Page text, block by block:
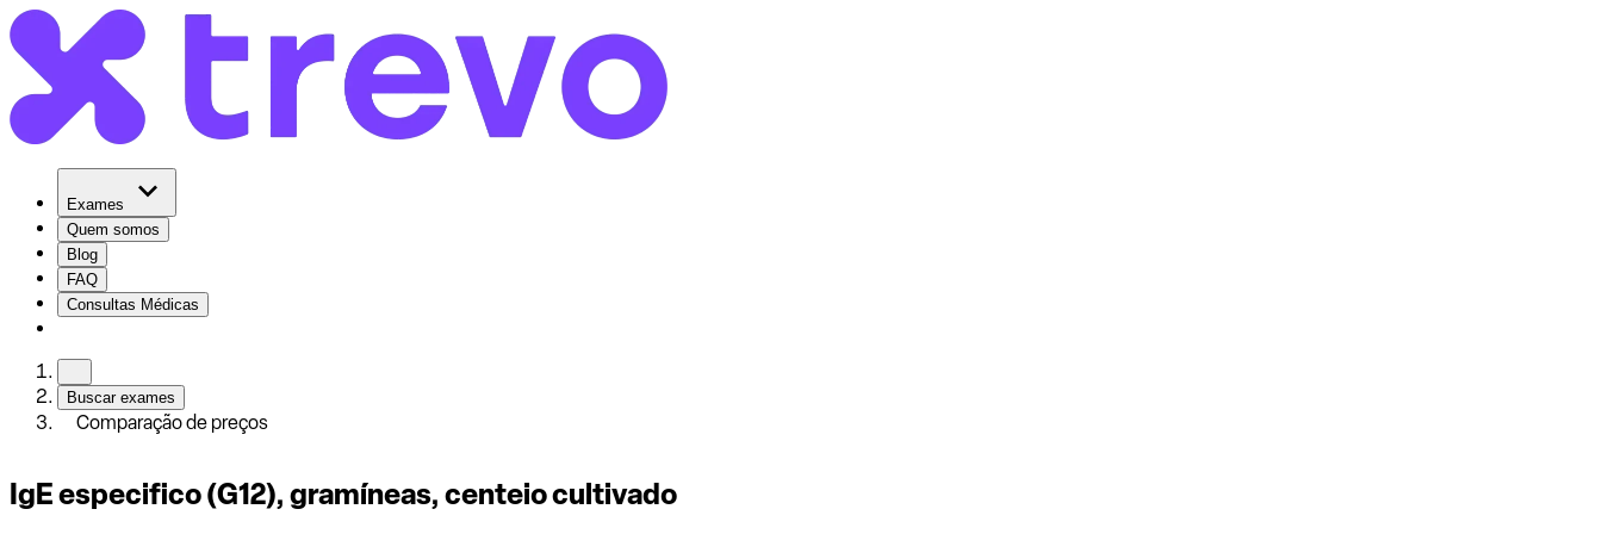
Exames
Quem somos
Blog
FAQ
Consultas Médicas
Buscar exames
Comparação de preços
IgE especifico (G12), gramíneas, centeio cultivado